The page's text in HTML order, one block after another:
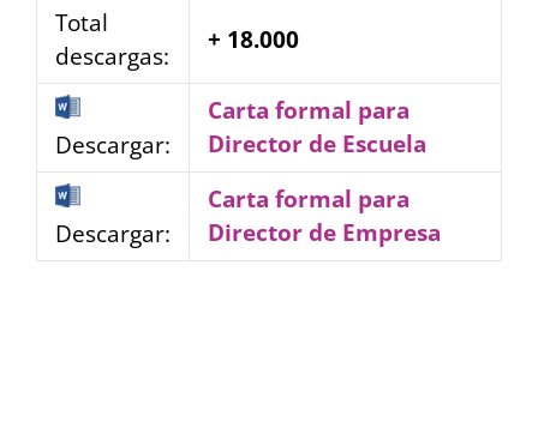
Total
descargas:
+ 18.000
Descargar:
Carta formal para
Director de Escuela
Descargar:
Carta formal para
Director de Empresa